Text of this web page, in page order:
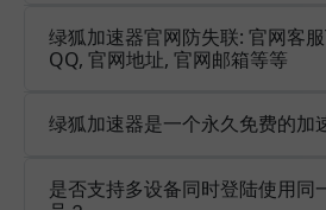
绿狐加速器官网防失联: 官网客
QQ, 官网地址, 官网邮箱等等
绿狐加速器是一个永久免费的加
是否支持多设备同时登陆使用同